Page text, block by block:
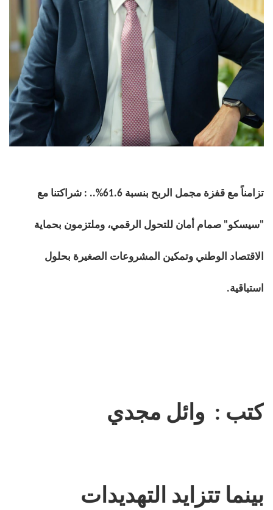
تزامناً مع قفزة مجمل الربح بنسبة 61.6%.. : شراكتنا مع
"سيسكو" صمام أمان للتحول الرقمي، وملتزمون بحماية
الاقتصاد الوطني وتمكين المشروعات الصغيرة بحلول
استباقية.
كتب : وائل مجدي
بينما تتزايد التهديدات